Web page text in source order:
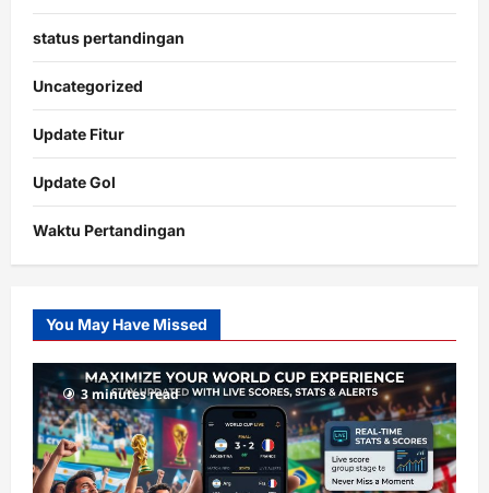
status pertandingan
Uncategorized
Update Fitur
Update Gol
Waktu Pertandingan
Slot
Gacor
RTP
terupdate
You May Have Missed
3 minutes read